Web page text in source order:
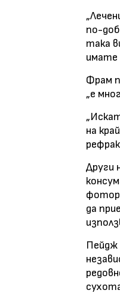
по-
така
имате
Фрам
„е
на
Други
да
Пейдж